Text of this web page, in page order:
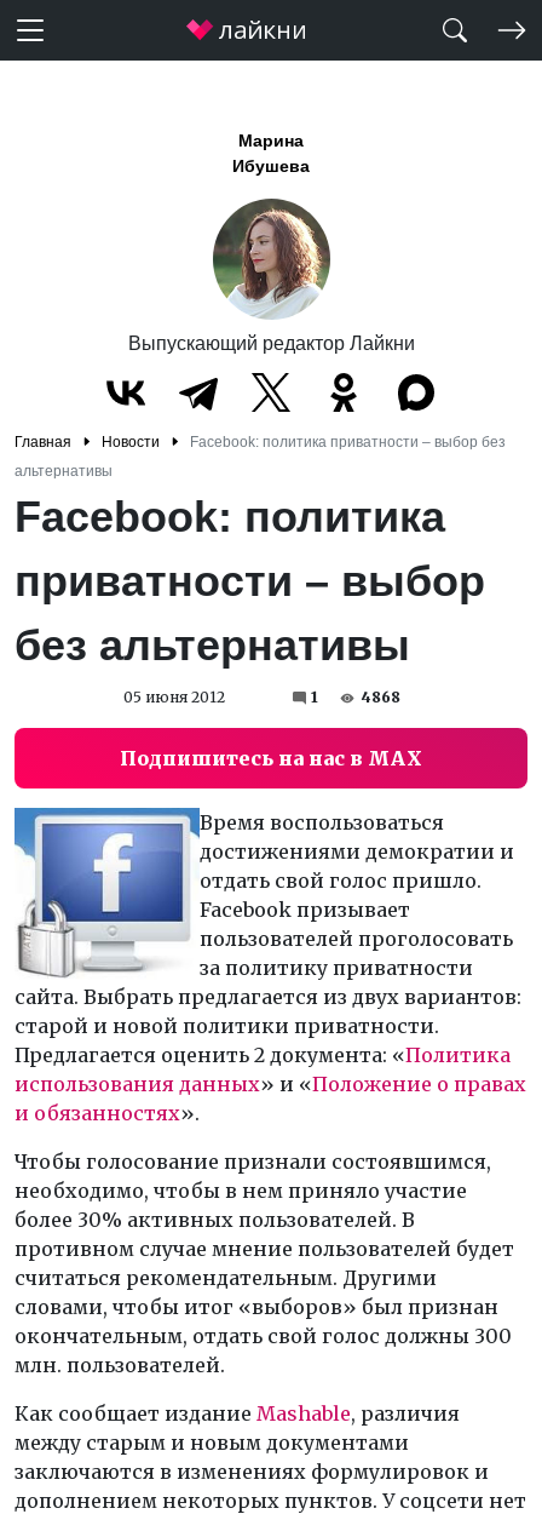
Марина
Ибушева
Выпускающий редактор Лайкни
Главная Новости
Facebook: политика приватности – выбор без
альтернативы
Facebook: политика
приватности – выбор
без альтернативы
05 июня 2012 1 4868
Подпишитесь на нас в MAX
Время воспользоваться
достижениями демократии и
отдать свой голос пришло.
Facebook призывает
пользователей проголосовать
за политику приватности
сайта. Выбрать предлагается из двух вариантов:
старой и новой политики приватности.
Предлагается оценить 2 документа: «Политика
использования данных» и «Положение о правах
и обязанностях».
Чтобы голосование признали состоявшимся,
необходимо, чтобы в нем приняло участие
более 30% активных пользователей. В
противном случае мнение пользователей будет
считаться рекомендательным. Другими
словами, чтобы итог «выборов» был признан
окончательным, отдать свой голос должны 300
млн. пользователей.
Как сообщает издание Mashable, различия
между старым и новым документами
заключаются в изменениях формулировок и
дополнением некоторых пунктов. У соцсети нет